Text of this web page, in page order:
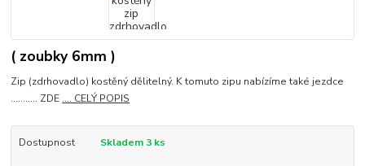
( zoubky 6mm )
Zip (zdrhovadlo) kostěný dělitelný. K tomuto zipu nabízíme také jezdce
........... ZDE .... CELÝ POPIS
Dostupnost Skladem 3 ks